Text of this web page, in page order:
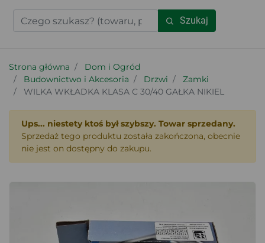
Szukaj
Strona główna
Dom i Ogród
Budownictwo i Akcesoria
Drzwi
Zamki
WILKA WKŁADKA KLASA C 30/40 GAŁKA NIKIEL
Ups... niestety ktoś był szybszy. Towar sprzedany.
Sprzedaż tego produktu została zakończona, obecnie
nie jest on dostępny do zakupu.